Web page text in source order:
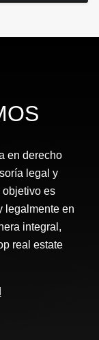
en derecho
legal y
objetivo es
legalmente en
integral,
real estate